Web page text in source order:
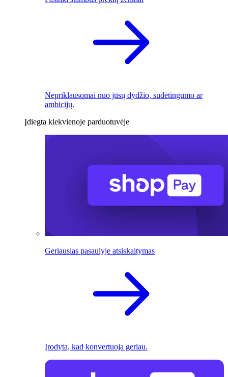
Nepriklausomai nuo jūsų dydžio, sudėtingumo ar
ambicijų.
Įdiegta kiekvienoje parduotuvėje
Geriausias pasaulyje atsiskaitymas
Įrodyta, kad konvertuoja geriau.